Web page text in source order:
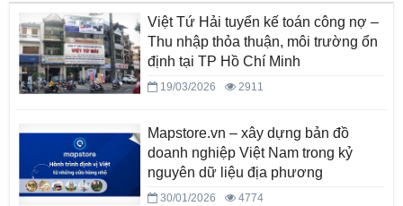
Việt Tứ Hải tuyển kế toán công nợ –
Thu nhập thỏa thuận, môi trường ổn
định tại TP Hồ Chí Minh
19/03/2026 2911
Mapstore.vn – xây dựng bản đồ
doanh nghiệp Việt Nam trong kỷ
nguyên dữ liệu địa phương
30/01/2026 4774